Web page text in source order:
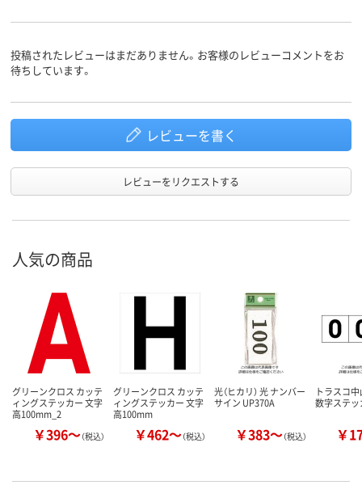
投稿されたレビューはまだありません。お客様のレビューコメントをお
待ちしています。
レビューを書く
レビューをリクエストする
人気の商品
グリーンクロス カッテ
ィングステッカー 文字
高100mm_2
￥396～（税込）
グリーンクロス カッテ
ィングステッカー 文字
高100mm
￥462～（税込）
光（ヒカリ） 光 ナンバー
サイン UP370A
￥383～（税込）
トラスコ
数字ステッ
￥